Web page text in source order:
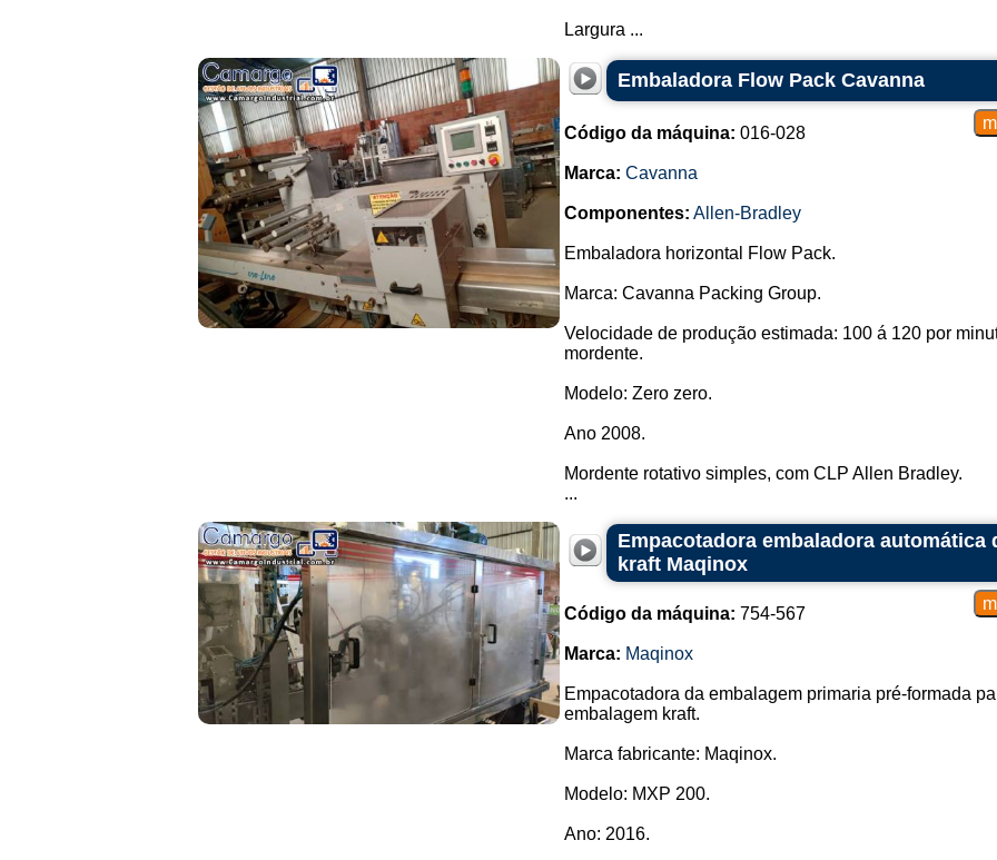
Largura ...
Embaladora Flow Pack Cavanna
Código da máquina: 016-028
Marca: Cavanna
Componentes: Allen-Bradley
Embaladora horizontal Flow Pack.
Marca: Cavanna Packing Group.
Velocidade de produção estimada: 100 á 120 por
mordente.
Modelo: Zero zero.
Ano 2008.
Mordente rotativo simples, com CLP Allen Bradley.
...
Empacotadora embaladora
kraft Maqinox
Código da máquina: 754-567
Marca: Maqinox
Empacotadora da embalagem primaria pré-formada
embalagem kraft.
Marca fabricante: Maqinox.
Modelo: MXP 200.
Ano: 2016.